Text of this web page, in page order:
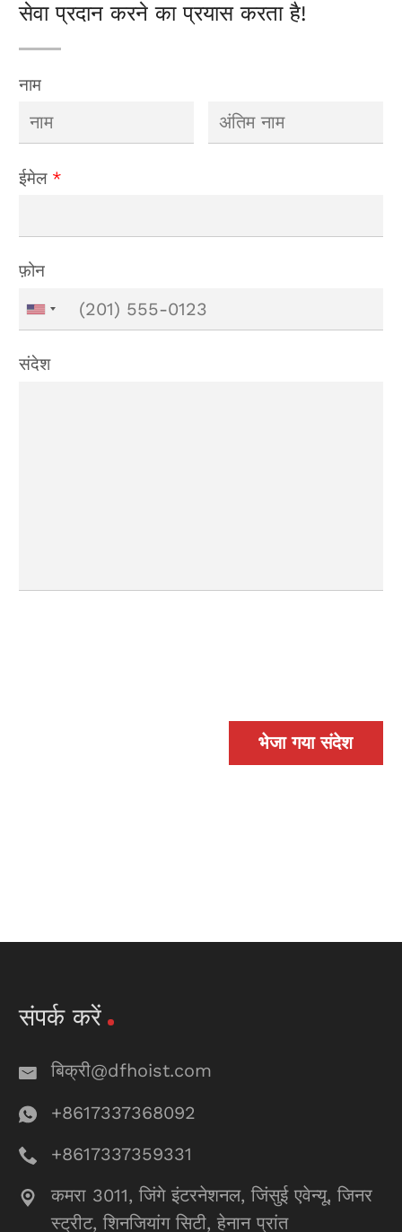
सेवा प्रदान करने का प्रयास करता है!
नाम
ईमेल *
फ़ोन
संदेश
भेजा गया संदेश
संपर्क करें
बिक्री@dfhoist.com
+8617337368092
+8617337359331
कमरा 3011, जिंगे इंटरनेशनल, जिंसुई एवेन्यू, जिनर
स्ट्रीट, शिनजियांग सिटी, हेनान प्रांत